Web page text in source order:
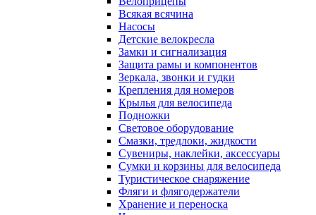
Всякая всячина
Насосы
Детские велокресла
Замки и сигнализация
Защита рамы и компонентов
Зеркала, звонки и гудки
Крепления для номеров
Крылья для велосипеда
Подножки
Световое оборудование
Смазки, тредлоки, жидкости
Сувениры, наклейки, аксессуары
Сумки и корзины для велосипеда
Туристическое снаряжение
Фляги и флягодержатели
Хранение и переноска